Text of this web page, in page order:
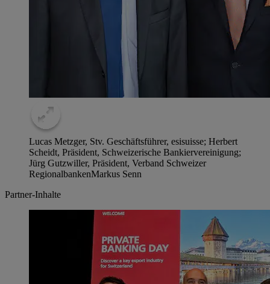
Lucas Metzger, Stv. Geschäftsführer, esisuisse; Herbert
Scheidt, Präsident, Schweizerische Bankiervereinigung;
Jürg Gutzwiller, Präsident, Verband Schweizer
RegionalbankenMarkus Senn
Partner-Inhalte